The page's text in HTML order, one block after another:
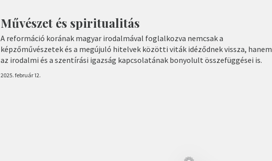
Művészet és spiritualitás
A reformáció korának magyar irodalmával foglalkozva nemcsak a
képzőművészetek és a megújuló hitelvek közötti viták idéződnek vissza, hanem
az irodalmi és a szentírási igazság kapcsolatának bonyolult összefüggései is.
2025. február 12.